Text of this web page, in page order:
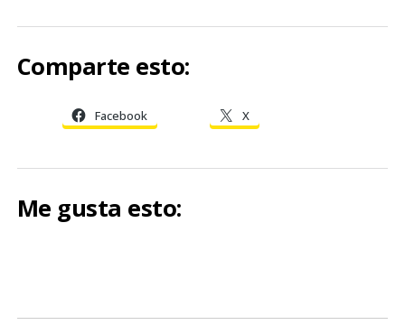
Comparte esto:
Facebook X
Me gusta esto: